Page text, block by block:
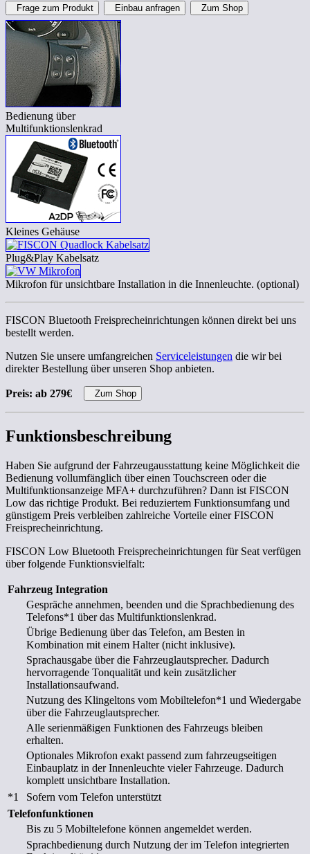
Frage zum Produkt Einbau anfragen Zum Shop
Bedienung über
Multifunktionslenkrad
Kleines Gehäuse
Plug&Play Kabelsatz
Mikrofon für unsichtbare Installation in die Innenleuchte. (optional)
FISCON Bluetooth Freisprecheinrichtungen können direkt bei uns
bestellt werden.
Nutzen Sie unsere umfangreichen Serviceleistungen die wir bei
direkter Bestellung über unseren Shop anbieten.
Preis: ab 279€ Zum Shop
Funktionsbeschreibung
Haben Sie aufgrund der Fahrzeugausstattung keine Möglichkeit die
Bedienung vollumfänglich über einen Touchscreen oder die
Multifunktionsanzeige MFA+ durchzuführen? Dann ist FISCON
Low das richtige Produkt. Bei reduziertem Funktionsumfang und
günstigem Preis verbleiben zahlreiche Vorteile einer FISCON
Freisprecheinrichtung.
FISCON Low Bluetooth Freisprecheinrichtungen für Seat verfügen
über folgende Funktionsvielfalt:
Fahrzeug Integration
Gespräche annehmen, beenden und die Sprachbedienung des
Telefons*1 über das Multifunktionslenkrad.
Übrige Bedienung über das Telefon, am Besten in
Kombination mit einem Halter (nicht inklusive).
Sprachausgabe über die Fahrzeuglautsprecher. Dadurch
hervorragende Tonqualität und kein zusätzlicher
Installationsaufwand.
Nutzung des Klingeltons vom Mobiltelefon*1 und Wiedergabe
über die Fahrzeuglautsprecher.
Alle serienmäßigen Funktionen des Fahrzeugs bleiben
erhalten.
Optionales Mikrofon exakt passend zum fahrzeugseitigen
Einbauplatz in der Innenleuchte vieler Fahrzeuge. Dadurch
komplett unsichtbare Installation.
*1
Sofern vom Telefon unterstützt
Telefonfunktionen
Bis zu 5 Mobiltelefone können angemeldet werden.
Sprachbedienung durch Nutzung der im Telefon integrierten